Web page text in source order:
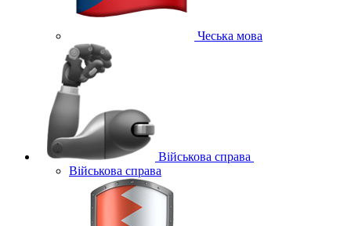
Чеська мова
Військова справа
Військова справа